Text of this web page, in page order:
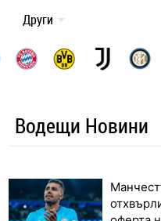
Други
Водещи Новини